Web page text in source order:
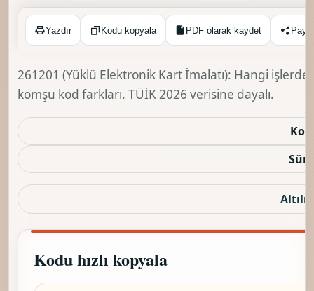
Yazdır Kodu kopyala PDF olarak kaydet
Kopyalandı ✓
261201 (Yüklü Elektronik Kart İmalatı): Hangi
komşu kod farkları. TÜİK 2026 verisine dayalı.
Altılı
Kodu hızlı kopyala